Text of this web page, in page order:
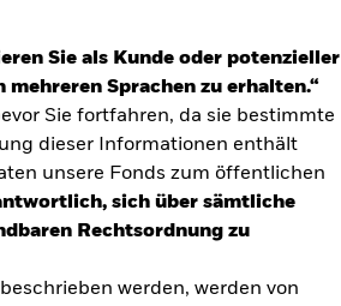
Sie als Kunde oder potenzieller
Sprachen zu erhalten.“
Sie fortfahren, da sie bestimmte
dieser Informationen enthält
unsere Fonds zum öffentlichen
sich über sämtliche
Rechtsordnung zu
werden, werden von